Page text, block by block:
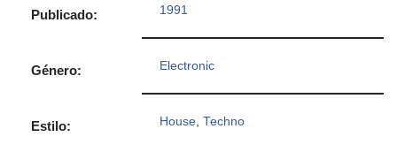
Publicado: 1991
Género: Electronic
Estilo: House Techno